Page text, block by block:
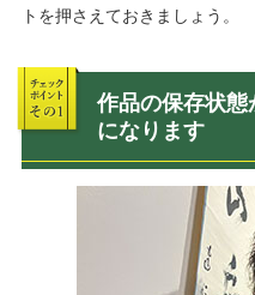
トを押さえておきましょう。
作品の保存状態
になります